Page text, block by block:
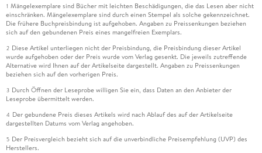
1 Mängelexemplare sind Bücher mit leichten Beschädigungen, die das Lesen aber nicht
einschränken. Mängelexemplare sind durch einen Stempel als solche gekennzeichnet.
Die frühere Buchpreisbindung ist aufgehoben. Angaben zu Preissenkungen beziehen
sich auf den gebundenen Preis eines mangelfreien Exemplars.
2 Diese Artikel unterliegen nicht der Preisbindung, die Preisbindung dieser Artikel
wurde aufgehoben oder der Preis wurde vom Verlag gesenkt. Die jeweils zutreffende
Alternative wird Ihnen auf der Artikelseite dargestellt. Angaben zu Preissenkungen
beziehen sich auf den vorherigen Preis.
3 Durch Öffnen der Leseprobe willigen Sie ein, dass Daten an den Anbieter der
Leseprobe übermittelt werden.
4 Der gebundene Preis dieses Artikels wird nach Ablauf des auf der Artikelseite
dargestellten Datums vom Verlag angehoben.
5 Der Preisvergleich bezieht sich auf die unverbindliche Preisempfehlung (UVP) des
Herstellers.